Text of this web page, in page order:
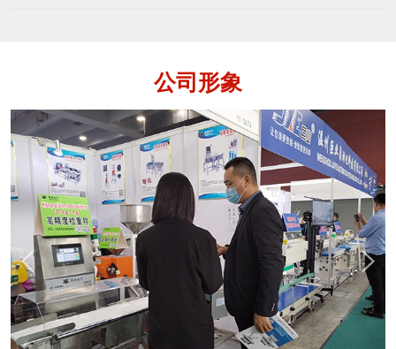
这样的金属检测机。它是在金检机的功能
公司形象